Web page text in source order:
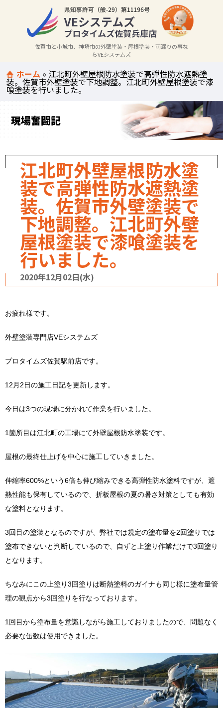
佐賀市と小城市、神埼市の外壁塗装・屋根塗装・雨漏りの事な
らVEシステムズ
ホーム » 江北町外壁屋根防水塗装で高弾性防水遮熱塗
装。佐賀市外壁塗装で下地調整。江北町外壁屋根塗装で漆
喰塗装を行いました。
現場奮闘記
江北町外壁屋根防水塗
装で高弾性防水遮熱塗
装。佐賀市外壁塗装で
下地調整。江北町外壁
屋根塗装で漆喰塗装を
行いました。
2020年12月02日(水)
お疲れ様です。
外壁塗装専門店VEシステムズ
プロタイムズ佐賀駅前店です。
12月2日の施工日記を更新します。
今日は3つの現場に分かれて作業を行いました。
1箇所目は江北町の工場にて外壁屋根防水塗装です。
屋根の最終仕上げを中心に施工していきました。
伸縮率600%という6倍も伸び縮みできる高弾性防水塗料ですが、遮
熱性能も保有しているので、折板屋根の夏の暑さ対策としても有効
な塗料となります。
3回目の塗装となるのですが、弊社では規定の塗布量を2回塗りでは
塗布できないと判断しているので、自ずと上塗り作業だけで3回塗り
となります。
ちなみにこの上塗り3回塗りは断熱塗料のガイナも同じ様に塗布量管
理の観点から3回塗りを行なっております。
1回目から塗布量を意識しながら施工しておりましたので、問題なく
必要な缶数は使用できました。